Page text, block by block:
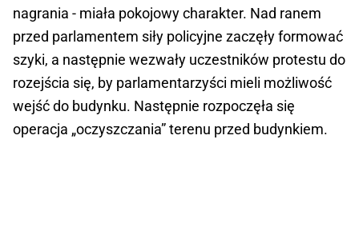
nagrania - miała pokojowy charakter. Nad ranem
przed parlamentem siły policyjne zaczęły formować
szyki, a następnie wezwały uczestników protestu do
rozejścia się, by parlamentarzyści mieli możliwość
wejść do budynku. Następnie rozpoczęła się
operacja „oczyszczania” terenu przed budynkiem.